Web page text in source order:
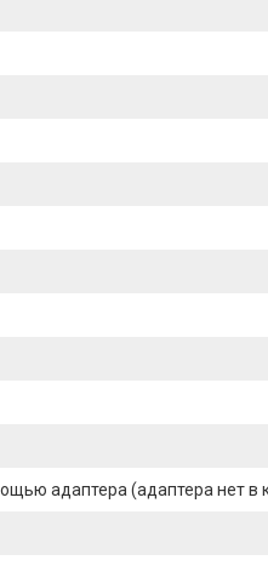
адаптера (адаптера нет в